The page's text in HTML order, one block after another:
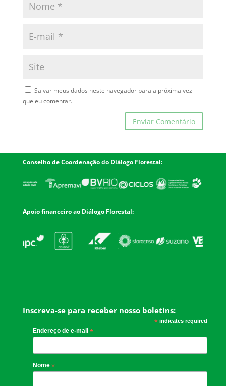
Salvar meus dados neste navegador para a próxima vez
que eu comentar.
Conselho de Coordenação do Diálogo Florestal:
Apoio financeiro ao Diálogo Florestal:
Inscreva-se para receber nosso boletins:
*indicates required
Endereço de e-mail *
Nome *